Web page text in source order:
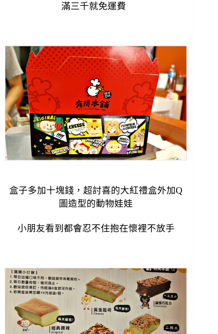
滿三千就免運費
盒子多加十塊錢，超討喜的大紅禮盒外加Q
圖造型的動物娃娃
小朋友看到都會忍不住抱在懷裡不放手